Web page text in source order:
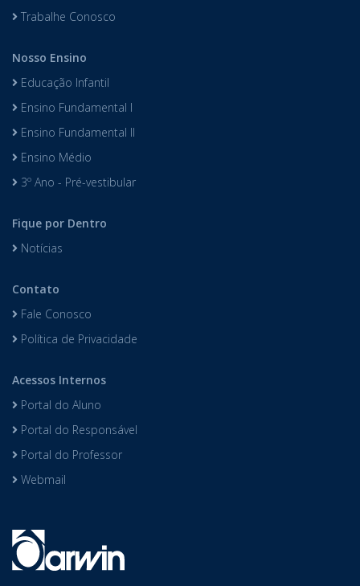
Trabalhe Conosco
Nosso Ensino
Educação Infantil
Ensino Fundamental I
Ensino Fundamental II
Ensino Médio
3º Ano - Pré-vestibular
Fique por Dentro
Notícias
Contato
Fale Conosco
Política de Privacidade
Acessos Internos
Portal do Aluno
Portal do Responsável
Portal do Professor
Webmail